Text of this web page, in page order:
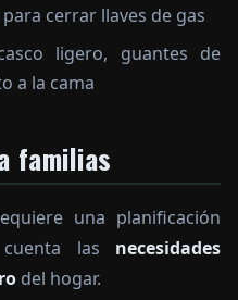
cerrar llaves de gas
ligero, guantes de
a la cama
familias
una planificación
las necesidades
del hogar.